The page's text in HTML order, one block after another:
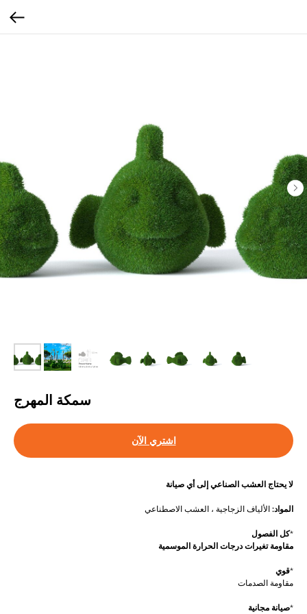
سمكة المهرج
اشتري الآن
لا يحتاج العشب الصناعي إلى أي صيانة
المواد: الألياف الزجاجية ، العشب الاصطناعي
كل الفصول*
مقاومة تغيرات درجات الحرارة الموسمية
قوي*
مقاومة الصدمات
صيانة مجانية*